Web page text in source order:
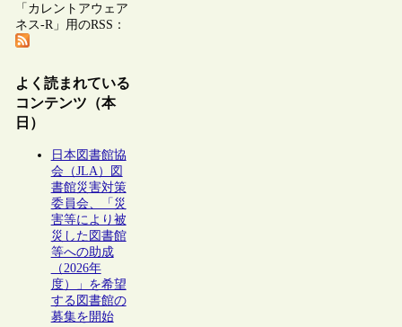
「カレントアウェア
ネス-R」用のRSS：
よく読まれている
コンテンツ（本
日）
日本図書館協
会（JLA）図
書館災害対策
委員会、「災
害等により被
災した図書館
等への助成
（2026年
度）」を希望
する図書館の
募集を開始